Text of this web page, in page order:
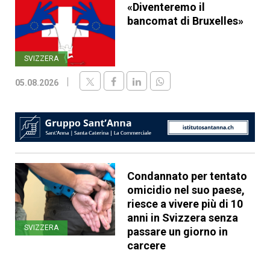
SVIZZERA
«Diventeremo il
bancomat di Bruxelles»
05.08.2026
SVIZZERA
Condannato per tentato
omicidio nel suo paese,
riesce a vivere più di 10
anni in Svizzera senza
passare un giorno in
carcere